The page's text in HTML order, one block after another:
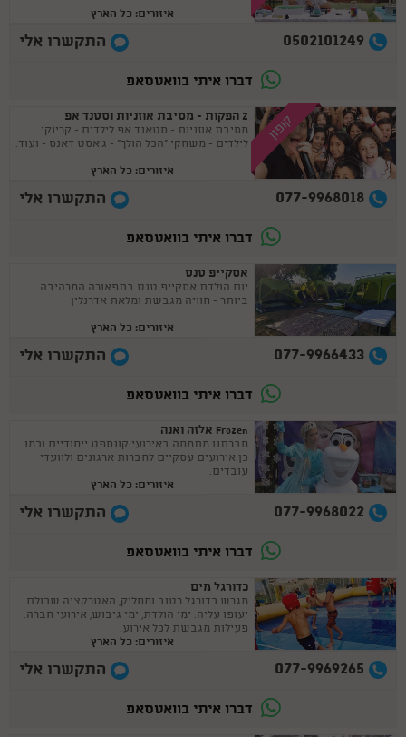
איזורים: כל הארץ
0502101249 התקשרו אלי
דברו איתי בוואטסאפ
קופון Z הפקות - מסיבת אוזניות וסטנד אפ
מסיבת אוזניות - סטאנד אפ לילדים - קריוקי
לילדים - משחקי "הכל הולך" - ג'אסט דאנס - ועוד.
איזורים: כל הארץ
077-9968018 התקשרו אלי
דברו איתי בוואטסאפ
אסקייפ טנט
יום הולדת אסקייפ טנט בתפאורה המרהיבה
ביותר - חוויה מגבשת ומלאת אדרנלין
איזורים: כל הארץ
077-9966433 התקשרו אלי
דברו איתי בוואטסאפ
Frozen אלזה ואנה
חברתנו מתמחה באירועי קונספט ייחודיים וכמו
כן אירועים עסקיים לחברות ארגונים ולוועדי
עובדים.
איזורים: כל הארץ
077-9968022 התקשרו אלי
דברו איתי בוואטסאפ
כדורגל מים
מגרש כדורגל רטוב ומחליק, האטרקציה שכולם
יעופו עליה. ימי הולדת, ימי גיבוש, אירועי חברה.
פעילות מגבשת לכל אירוע.
איזורים: כל הארץ
077-9969265 התקשרו אלי
דברו איתי בוואטסאפ